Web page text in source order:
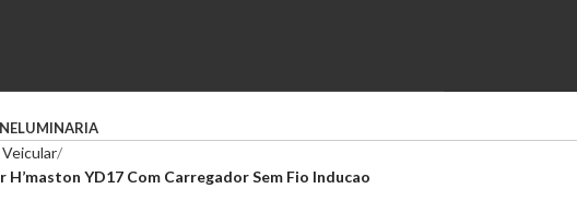
LUMINARIA
YD17 Com Carregador Sem Fio Inducao